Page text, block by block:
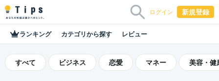
ログイン 新規登録
ランキング カテゴリから探す レビュー
すべて ビジネス 恋愛 マネー 美容・健